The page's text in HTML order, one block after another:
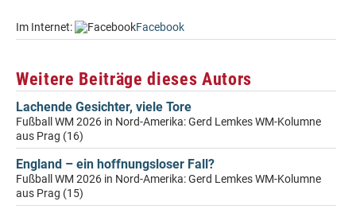
Im Internet: Facebook
Weitere Beiträge dieses Autors
Lachende Gesichter, viele Tore
Fußball WM 2026 in Nord-Amerika: Gerd Lemkes WM-Kolumne
aus Prag (16)
England – ein hoffnungsloser Fall?
Fußball WM 2026 in Nord-Amerika: Gerd Lemkes WM-Kolumne
aus Prag (15)